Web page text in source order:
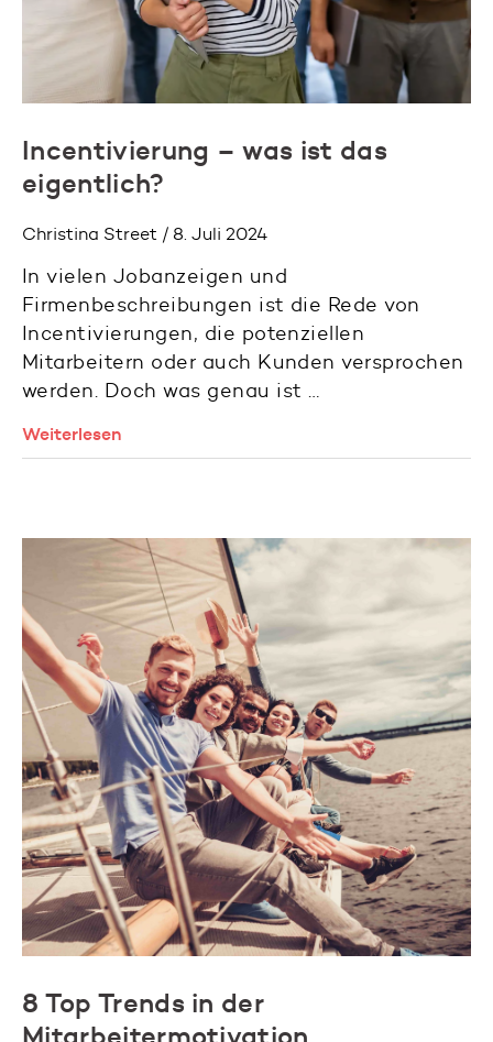
Incentivierung – was ist das
eigentlich?
Christina Street / 8. Juli 2024
In vielen Jobanzeigen und
Firmenbeschreibungen ist die Rede von
Incentivierungen, die potenziellen
Mitarbeitern oder auch Kunden versprochen
werden. Doch was genau ist …
Weiterlesen
8 Top Trends in der